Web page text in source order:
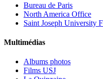
Bureau de Paris
North America Office
Saint Joseph University
Multimédias
Albums photos
Films USJ